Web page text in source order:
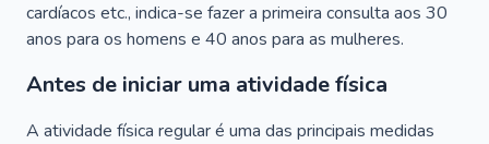
cardíacos etc., indica-se fazer a primeira consulta aos 30
anos para os homens e 40 anos para as mulheres.
Antes de iniciar uma atividade física
A atividade física regular é uma das principais medidas